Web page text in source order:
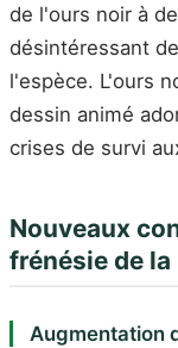
de l'ours noir à
désintéressant
l'espèce. L'ours
dessin animé
crises de survi
Nouveaux
frénésie de
Augmentation